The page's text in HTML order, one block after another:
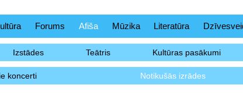
Forums Afiša Mūzika Literatūra
Izstādes Teātris Kultūras pasākumi
koncerti Notikušās izrādes